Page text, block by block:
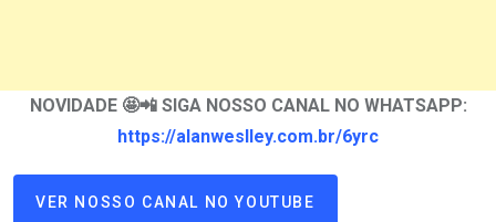
NOVIDADE 🤩📲 SIGA NOSSO CANAL NO WHATSAPP:
https://alanweslley.com.br/6yrc
VER NOSSO CANAL NO YOUTUBE